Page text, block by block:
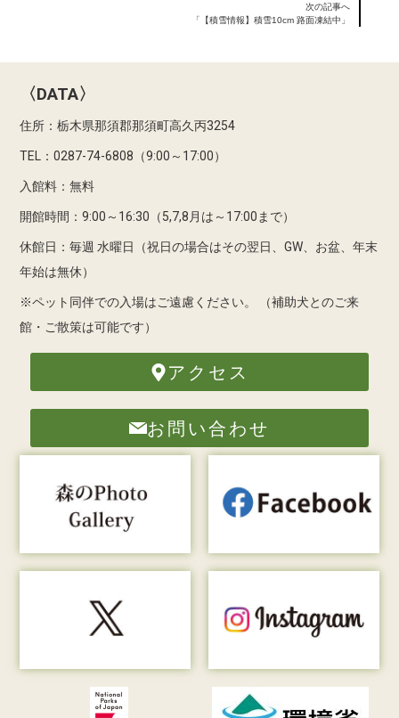
次の記事へ
「【積雪情報】積雪10cm 路面凍結中」
〈DATA〉
住所：栃木県那須郡那須町高久丙3254
TEL：0287-74-6808（9:00～17:00）
入館料：無料
開館時間：9:00～16:30（5,7,8月は～17:00まで）
休館日：毎週 水曜日（祝日の場合はその翌日、GW、お盆、年末
年始は無休）
※ペット同伴での入場はご遠慮ください。
（補助犬とのご来
館・ご散策は可能です）
アクセス
お問い合わせ